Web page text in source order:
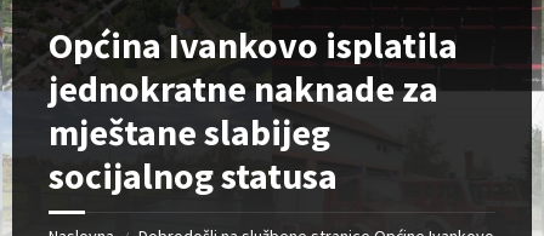
Općina Ivankovo isplatila
jednokratne naknade za
mještane slabijeg
socijalnog statusa